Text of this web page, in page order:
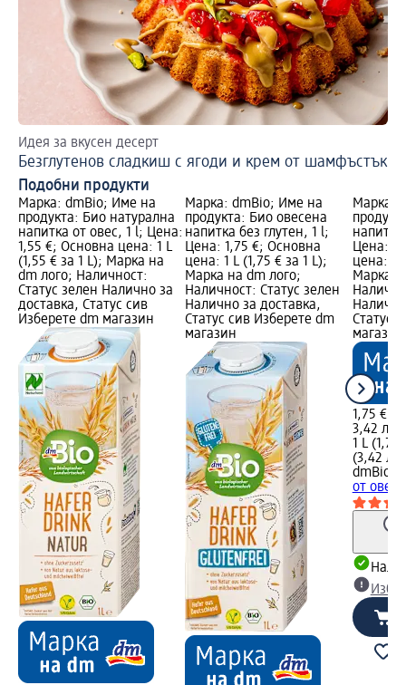
Идея за вкусен десерт
Безглутенов сладкиш с ягоди и крем от шамфъстък
Подобни продукти
Марка: dmBio; Име на
продукта: Био натурална
напитка от овес, 1 l; Цена:
1,55 €; Основна цена: 1 L
(1,55 € за 1 L); Марка на
dm лого; Наличност:
Статус зелен Налично за
доставка, Статус сив
Изберете dm магазин
Марка: dmBio; Име на
продукта: Био овесена
напитка без глутен, 1 l;
Цена: 1,75 €; Основна
цена: 1 L (1,75 € за 1 L);
Марка на dm лого;
Наличност: Статус зелен
Налично за доставка,
Статус сив Изберете dm
магазин
Марка:
Цена:
цена: 1
Марка
Статус
магазин
1,75 €
3,42 лв.
1 L (1,75
(3,42
dmBio
от овес